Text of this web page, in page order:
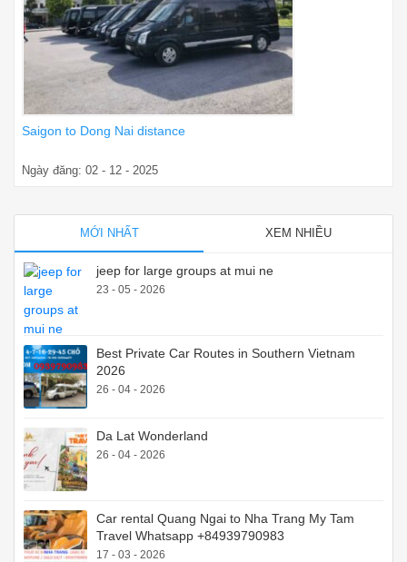
Saigon to Dong Nai distance
Ngày đăng: 02 - 12 - 2025
MỚI NHẤT XEM NHIỀU
jeep for large groups at mui ne
23 - 05 - 2026
Best Private Car Routes in Southern Vietnam
2026
26 - 04 - 2026
Da Lat Wonderland
26 - 04 - 2026
Car rental Quang Ngai to Nha Trang My Tam
Travel Whatsapp +84939790983
17 - 03 - 2026